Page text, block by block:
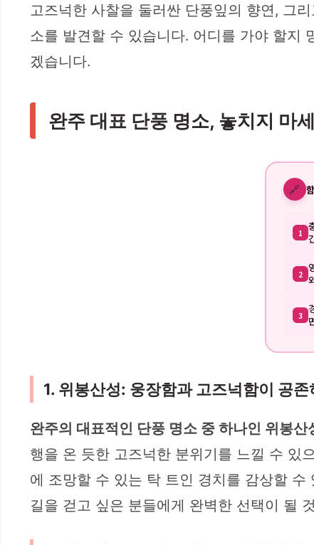
고즈넉한 사찰을 둘러싼 단풍잎의 향연, 그
소를 발견할 수 있습니다. 어디를 가야 할지
겠습니다.
완주 대표 단풍 명소, 놓치지 마
🔗
1
2
3
1. 위봉산성: 웅장함과 고즈넉함이 공존
완주의 대표적인 단풍 명소 중 하나인 위봉산
행을 온 듯한 고즈넉한 분위기를 느낄 수 있
에 조망할 수 있는 탁 트인 경치를 감상할
길을 걷고 싶은 분들에게 완벽한 선택이 될